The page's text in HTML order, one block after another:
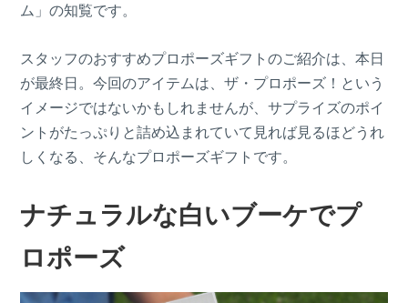
ム」の知覧です。
スタッフのおすすめプロポーズギフトのご紹介は、本日
が最終日。今回のアイテムは、ザ・プロポーズ！という
イメージではないかもしれませんが、サプライズのポイ
ントがたっぷりと詰め込まれていて見れば見るほどうれ
しくなる、そんなプロポーズギフトです。
ナチュラルな白いブーケでプ
ロポーズ